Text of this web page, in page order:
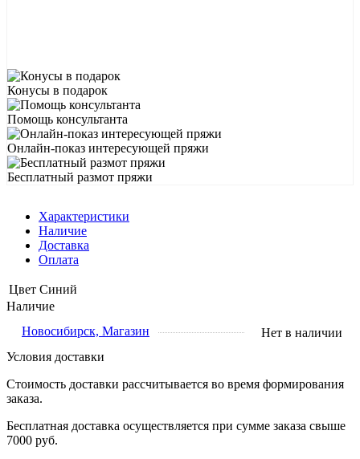
Конусы в подарок
Помощь консультанта
Онлайн-показ интересующей пряжи
Бесплатный размот пряжи
Характеристики
Наличие
Доставка
Оплата
Цвет Синий
Наличие
Новосибирск, Магазин
Нет в наличии
Условия доставки
Стоимость доставки рассчитывается во время формирования
заказа.
Бесплатная доставка осуществляется при сумме заказа свыше
7000 руб.